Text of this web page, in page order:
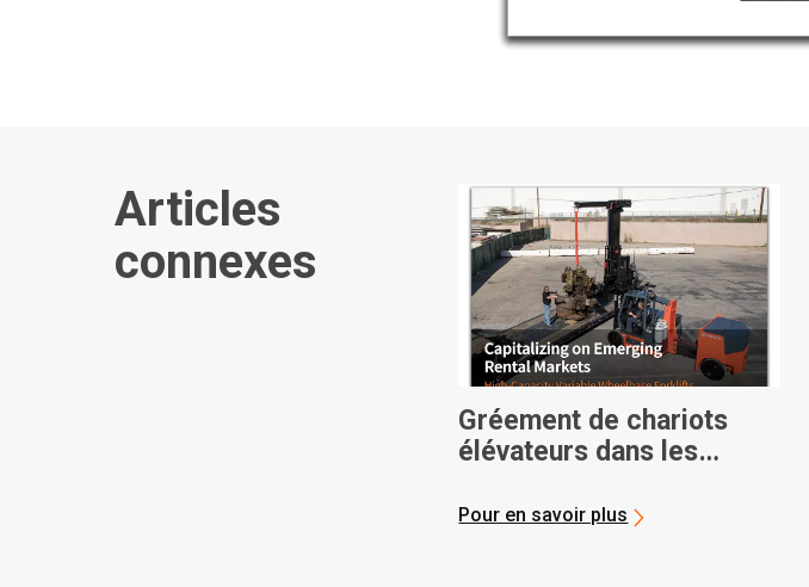
Articles
connexes
Gréement de chariots
élévateurs dans les
Pour en savoir plus